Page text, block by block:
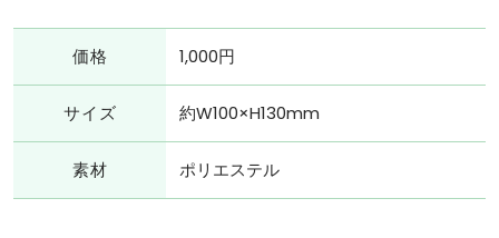
価格 1,000円
サイズ 約W100×H130mm
素材 ポリエステル